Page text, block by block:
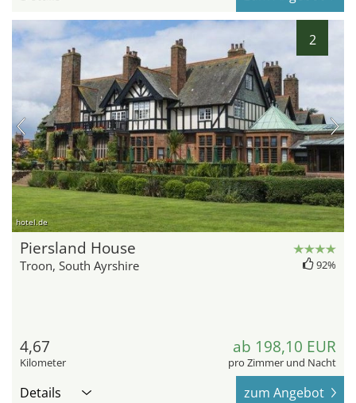
2
hotel.de
Piersland House
Troon, South Ayrshire 92%
4,67
Kilometer
ab 198,10 EUR
pro Zimmer und Nacht
Details zum Angebot